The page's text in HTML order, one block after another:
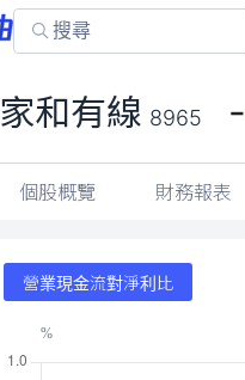
家和有線 8965 -
個股概覽 財務報表
營業現金流對淨利比